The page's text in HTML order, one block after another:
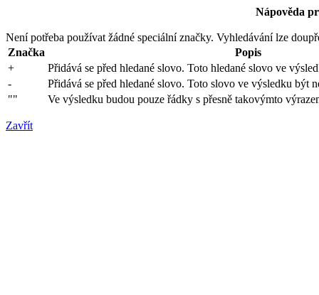
Nápověda
Není potřeba používat žádné speciální značky. Vyhledávání lze
Značka
Popis
+
Přidává se před hledané slovo. Toto hledané slovo ve
-
Přidává se před hledané slovo. Toto slovo ve výsledku být
""
Ve výsledku budou pouze řádky s přesně takovýmto
Zavřít